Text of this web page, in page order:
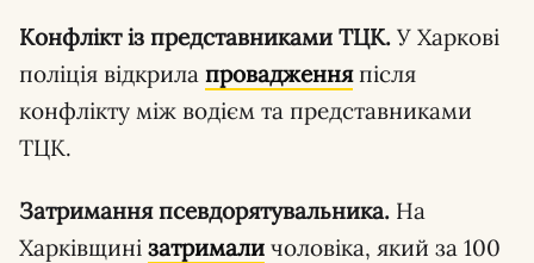
Конфлікт із представниками ТЦК. У Харкові
поліція відкрила провадженняпісля
конфлікту між водієм та представниками
ТЦК.
Затримання псевдорятувальника. На
Харківщині затримали чоловіка, який за 100